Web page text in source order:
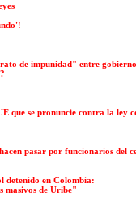
de impunidad" entre
que se pronuncie contra la
pasar por funcionarios del
detenido en Colombia:
masivos de Uribe"